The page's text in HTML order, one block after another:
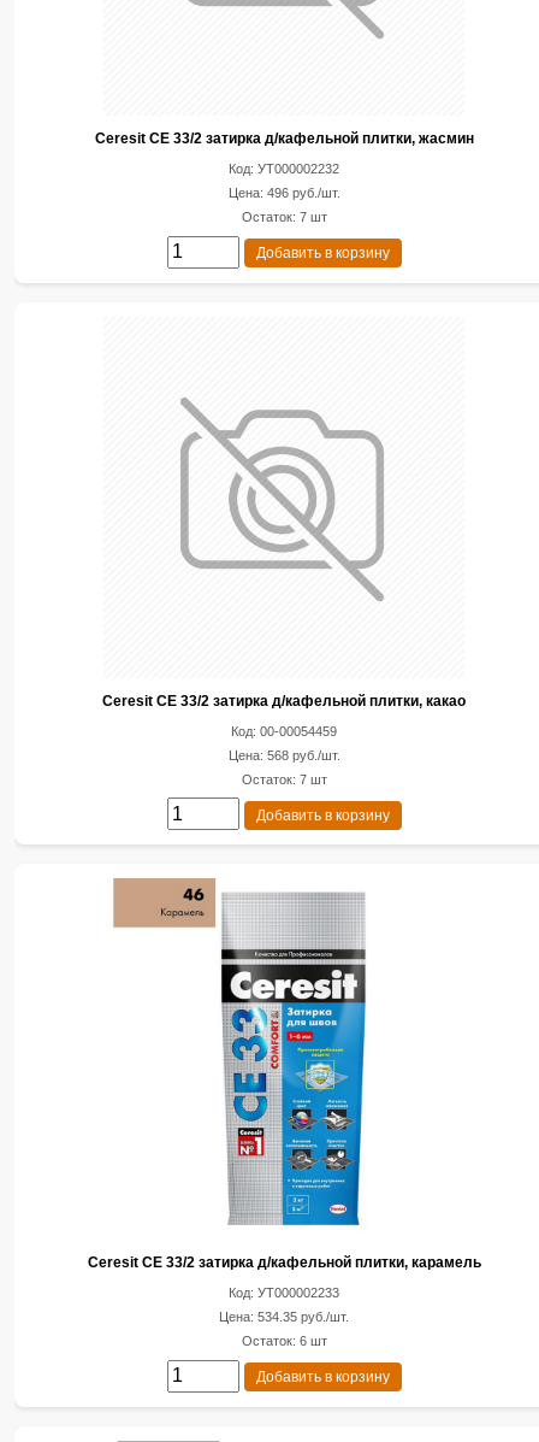
Ceresit CE 33/2 затирка д/кафельной плитки, жасмин
Код: УТ000002232
Цена: 496 руб./шт.
Остаток: 7 шт
Добавить в корзину
Ceresit CE 33/2 затирка д/кафельной плитки, какао
Код: 00-00054459
Цена: 568 руб./шт.
Остаток: 7 шт
Добавить в корзину
Ceresit CE 33/2 затирка д/кафельной плитки, карамель
Код: УТ000002233
Цена: 534.35 руб./шт.
Остаток: 6 шт
Добавить в корзину